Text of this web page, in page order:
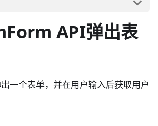
API弹出表
一个表单，并在用户输入后获取用户